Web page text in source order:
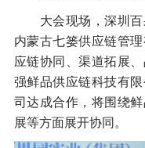
大会现场，深圳百
内蒙古七篓供应链管
应链协同、渠道拓展
强鲜品供应链科技有
司达成合作，将围绕
展等方面展开协同。